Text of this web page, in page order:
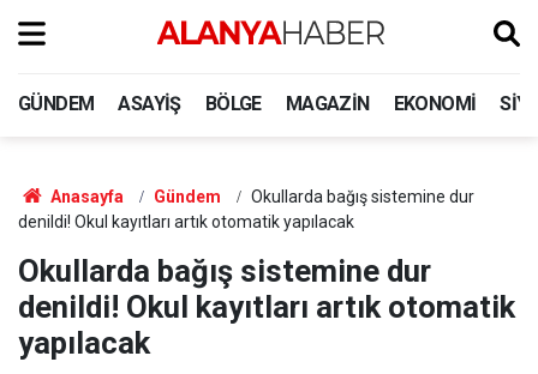
GÜNDEM ASAYIŞ BÖLGE MAGAZIN EKONOMI
Anasayfa Gündem
Okullarda bağış sistemine dur
denildi! Okul kayıtları artık otomatik yapılacak
Okullarda bağış sistemine dur
denildi! Okul kayıtları artık otomatik
yapılacak